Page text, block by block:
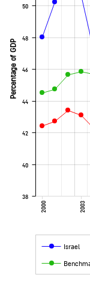
2000 2003
38
40
42
44
46
48
50
Percentage of GDP
Israel